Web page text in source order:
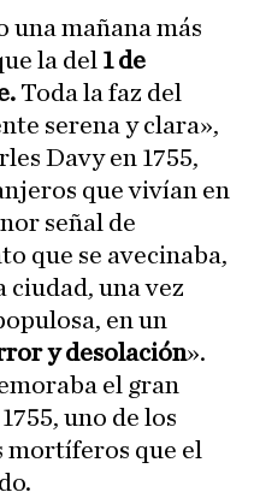
una mañana más
la del 1 de
Toda la faz del
serena y clara»,
Davy en 1755,
que vivían en
señal de
que se avecinaba,
ciudad, una vez
en un
y desolación».
el gran
uno de los
mortíferos que el